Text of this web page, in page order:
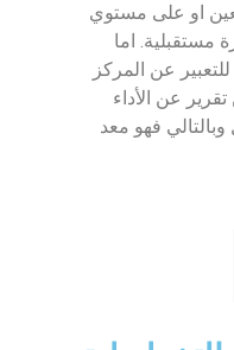
او على مستوي
مستقبلية. اما
عن المركز
عن الأداء
فهو معد